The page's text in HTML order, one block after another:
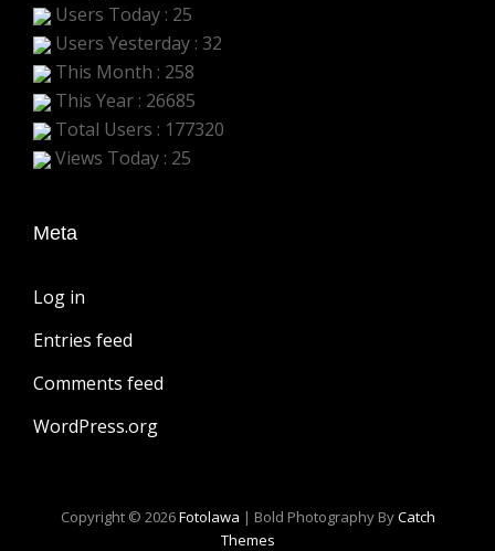
Users Today : 25
Users Yesterday : 32
This Month : 258
This Year : 26685
Total Users : 177320
Views Today : 25
Meta
Log in
Entries feed
Comments feed
WordPress.org
Copyright © 2026Fotolawa | Bold Photography ByCatch
Themes